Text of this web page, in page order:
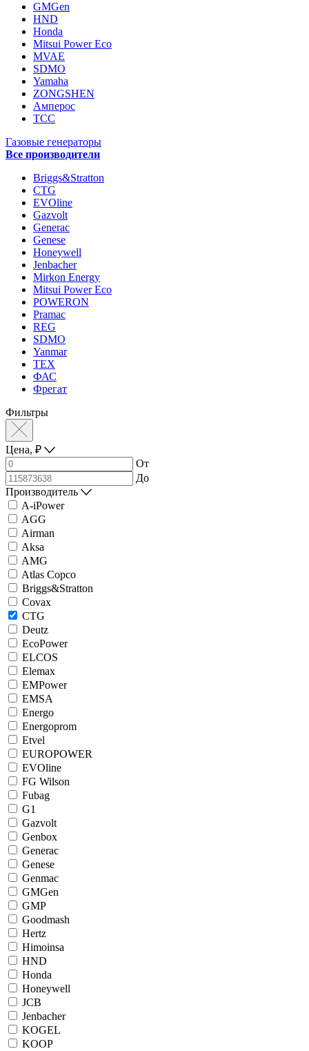
GMGen
HND
Honda
Mitsui Power Eco
MVAE
SDMO
Yamaha
ZONGSHEN
Амперос
ТСС
Газовые генераторы
Все производители
Briggs&Stratton
CTG
EVOline
Gazvolt
Generac
Genese
Honeywell
Jenbacher
Mirkon Energy
Mitsui Power Eco
POWERON
Pramac
REG
SDMO
Yanmar
ТЕХ
ФАС
Фрегат
Фильтры
Цена, ₽
От
До
Производитель
A-iPower
AGG
Airman
Aksa
AMG
Atlas Copco
Briggs&Stratton
Covax
CTG
Deutz
EcoPower
ELCOS
Elemax
EMPower
EMSA
Energo
Energoprom
Etvel
EUROPOWER
EVOline
FG Wilson
Fubag
G1
Gazvolt
Genbox
Generac
Genese
Genmac
GMGen
GMP
Goodmash
Hertz
Himoinsa
HND
Honda
Honeywell
JCB
Jenbacher
KOGEL
KOOP